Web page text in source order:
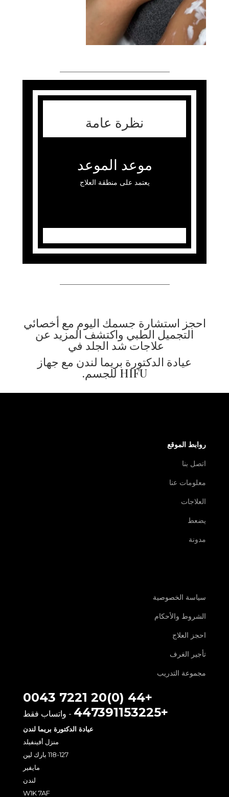
نظرة عامة
موعد الموعد
يعتمد على منطقة العلاج
احجز استشارة جسمك اليوم مع أخصائي
التجميل الطبي واكتشف المزيد عن
علاجات شد الجلد في
عيادة الدكتورة بريما لندن مع جهاز
HIFU للجسم.
روابط الموقع
اتصل بنا
معلومات عنا
العلاجات
يضعط
مدونة
سياسة الخصوصية
الشروط والأحكام
احجز العلاج
تأجير الغرف
مجموعة التدريب
+44 (0)20 7221 0043
+447391153225
- واتساب فقط
عيادة الدكتورة بريما لندن
منزل أفينفيلد
118-127 بارك لين
مايفير
لندن
W1K 7AF